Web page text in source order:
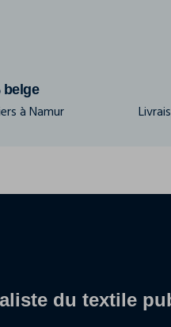
belge
à Namur
du textile